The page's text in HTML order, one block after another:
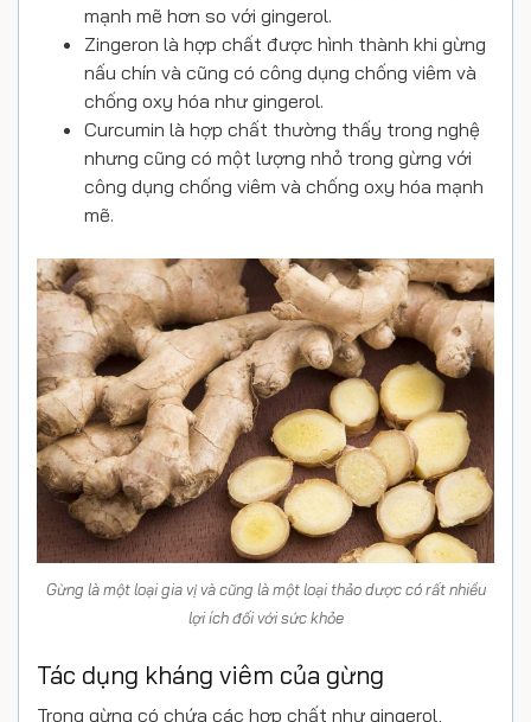
mạnh mẽ hơn so với gingerol.
Zingeron là hợp chất được hình thành khi gừng
nấu chín và cũng có công dụng chống viêm và
chống oxy hóa như gingerol.
Curcumin là hợp chất thường thấy trong nghệ
nhưng cũng có một lượng nhỏ trong gừng với
công dụng chống viêm và chống oxy hóa mạnh
mẽ.
Gừng là một loại gia vị và cũng là một loại thảo dược có rất nhiều
lợi ích đối với sức khỏe
Tác dụng kháng viêm của gừng
Trong gừng có chứa các hợp chất như gingerol,